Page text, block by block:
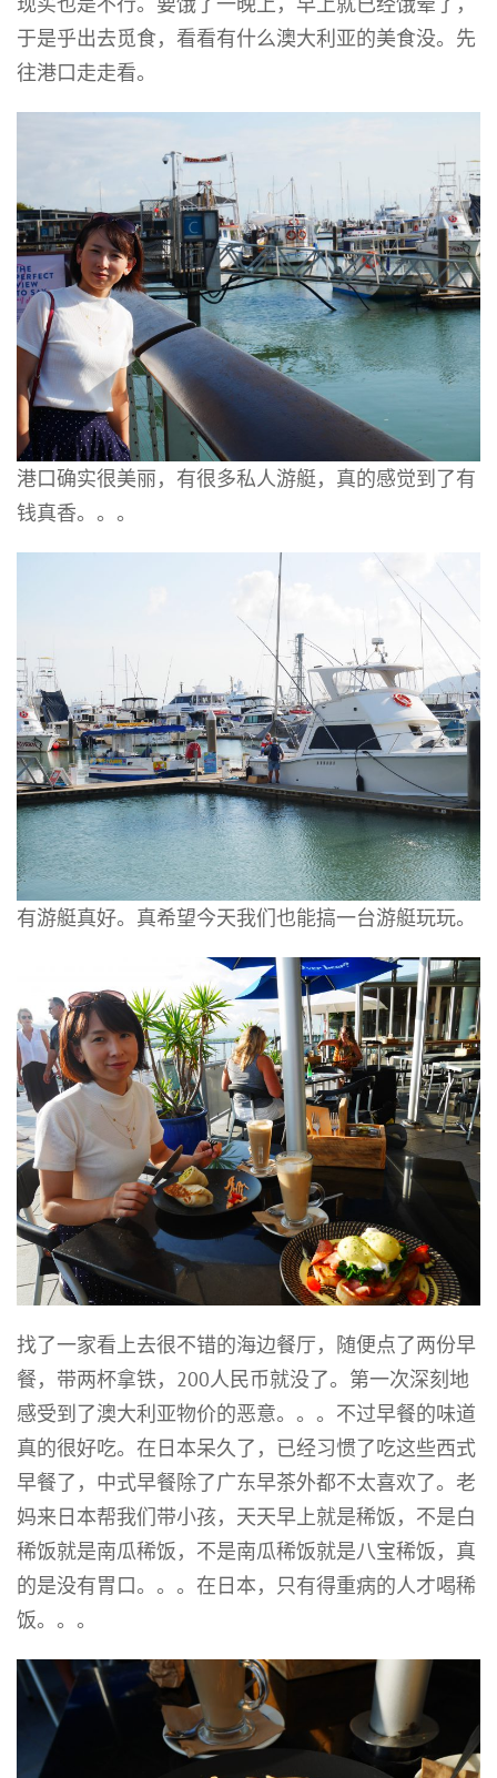
于是乎出去觅食，看看有什么澳大利亚的美食没。先
往港口走走看。
港口确实很美丽，有很多私人游艇，真的感觉到了有
钱真香。。。
有游艇真好。真希望今天我们也能搞一台游艇玩玩。
找了一家看上去很不错的海边餐厅，随便点了两份早
餐，带两杯拿铁，200人民币就没了。第一次深刻地
感受到了澳大利亚物价的恶意。。。不过早餐的味道
真的很好吃。在日本呆久了，已经习惯了吃这些西式
早餐了，中式早餐除了广东早茶外都不太喜欢了。老
妈来日本帮我们带小孩，天天早上就是稀饭，不是白
稀饭就是南瓜稀饭，不是南瓜稀饭就是八宝稀饭，真
的是没有胃口。。。在日本，只有得重病的人才喝稀
饭。。。